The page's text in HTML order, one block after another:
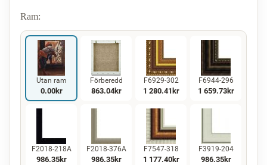
Ram:
Utan ram
0.00kr
Förberedd
863.04kr
F6929-302
1 280.41 kr
F6944-296
1 659.73kr
F2018-218A
986.35kr
F2018-376A
986.35kr
F7547-318
1 177.40kr
F3919-204
986.35kr